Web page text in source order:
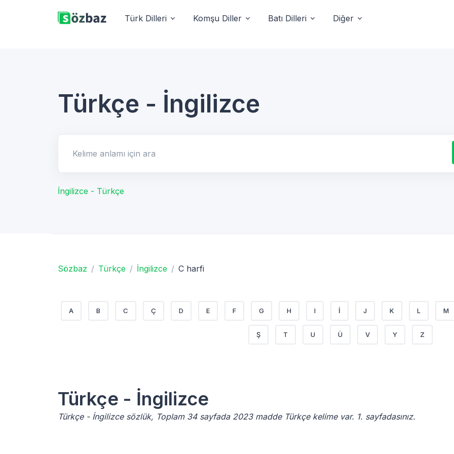
Türk Dilleri Komşu Diller Batı Dilleri Diğer
Türkçe - İngilizce
İngilizce - Türkçe
Sözbaz Türkçe İngilizce C harfi
A B C Ç D E F G H I İ J K L M
Ş T U Ü V Y Z
Türkçe - İngilizce
Türkçe - İngilizce sözlük, Toplam 34 sayfada 2023 madde Türkçe kelime var. 1. sayfadasınız.